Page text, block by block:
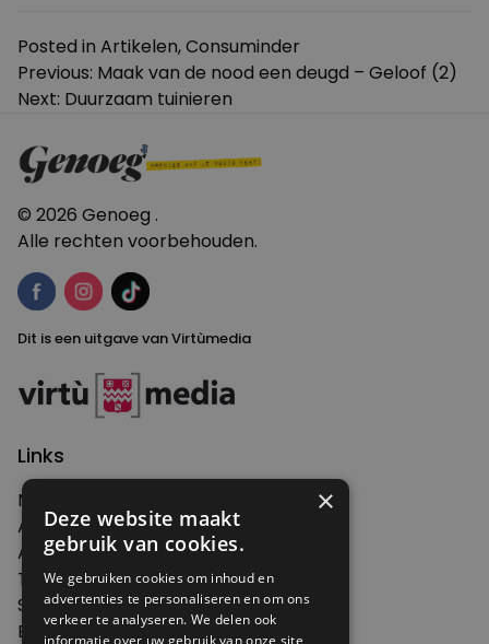
Posted in Artikelen,Consuminder
Bericht
navigatie
Previous: Maak van de nood een deugd – Geloof (2)
Next: Duurzaam tuinieren
© 2026 Genoeg .
Alle rechten voorbehouden.
Dit is een uitgave van Virtùmedia
Links
Nieuws
Artikelen
Agenda
Thema's
Shop
Edities
×
Deze website maakt
gebruik van cookies.
We gebruiken cookies om inhoud en
advertenties te personaliseren en om ons
verkeer te analyseren. We delen ook
informatie over uw gebruik van onze site